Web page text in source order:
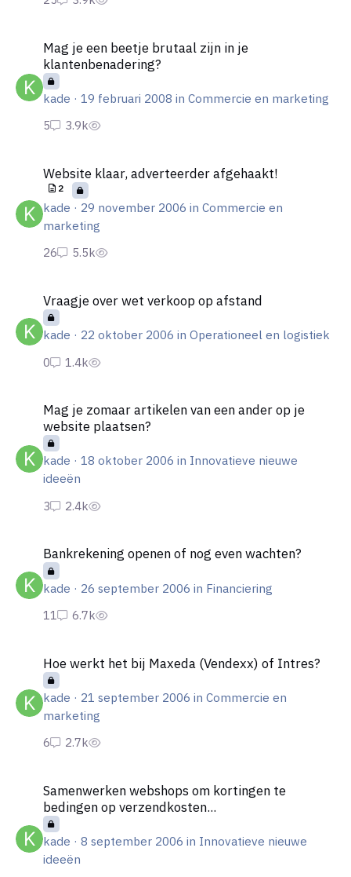
Mag je een beetje brutaal zijn in je
klantenbenadering?
kade · 19 februari 2008 in Commercie en marketing
Website klaar, adverteerder afgehaakt!
2
kade · 29 november 2006 in Commercie en
marketing
Vraagje over wet verkoop op afstand
kade · 22 oktober 2006 in Operationeel en logistiek
Mag je zomaar artikelen van een ander op je
website plaatsen?
kade · 18 oktober 2006 in Innovatieve nieuwe
ideeën
Bankrekening openen of nog even wachten?
kade · 26 september 2006 in Financiering
Hoe werkt het bij Maxeda (Vendexx) of Intres?
kade · 21 september 2006 in Commercie en
marketing
Samenwerken webshops om kortingen te
bedingen op verzendkosten...
kade · 8 september 2006 in Innovatieve nieuwe
ideeën